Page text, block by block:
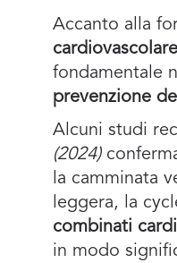
Accanto alla
cardiovascolare
fondamentale
prevenzione
Alcuni studi
(2024)
la camminata
leggera, la
combinati
in modo